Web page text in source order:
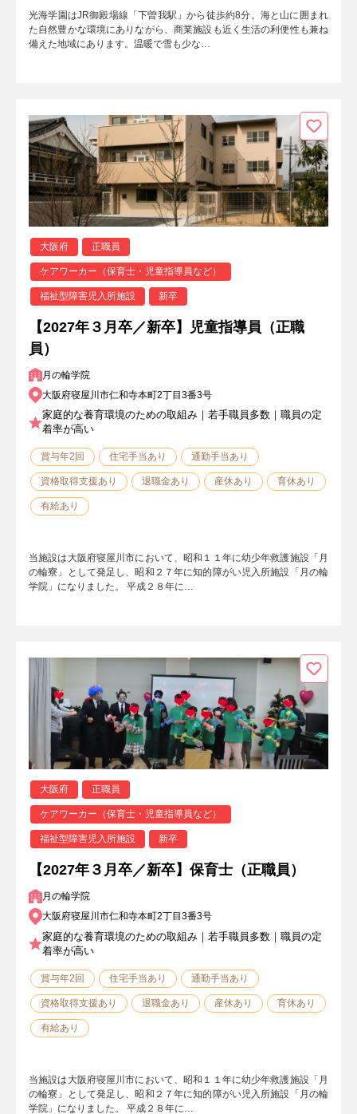
光海学園はJR御殿場線「下曽我駅」から徒歩約8分。海と山に囲まれ
た自然豊かな環境にありながら、商業施設も近く生活の利便性も兼ね
備えた地域にあります。温暖で雪も少な…
大阪府 正職員
ケアワーカー（保育士・児童指導員など）
福祉型障害児入所施設 新卒
【2027年３月卒／新卒】児童指導員（正職
員）
月の輪学院
大阪府寝屋川市仁和寺本町2丁目3番3号
家庭的な養育環境のための取組み｜若手職員多数｜職員の定
着率が高い
賞与年2回 住宅手当あり 通勤手当あり
資格取得支援あり 退職金あり 産休あり 育休あり
有給あり
当施設は大阪府寝屋川市において、昭和１１年に幼少年救護施設「月
の輪寮」として発足し、昭和２７年に知的障がい児入所施設「月の輪
学院」になりました。 平成２８年に…
大阪府 正職員
ケアワーカー（保育士・児童指導員など）
福祉型障害児入所施設 新卒
【2027年３月卒／新卒】保育士（正職員）
月の輪学院
大阪府寝屋川市仁和寺本町2丁目3番3号
家庭的な養育環境のための取組み｜若手職員多数｜職員の定
着率が高い
賞与年2回 住宅手当あり 通勤手当あり
資格取得支援あり 退職金あり 産休あり 育休あり
有給あり
当施設は大阪府寝屋川市において、昭和１１年に幼少年救護施設「月
の輪寮」として発足し、昭和２７年に知的障がい児入所施設「月の輪
学院」になりました。 平成２８年に…